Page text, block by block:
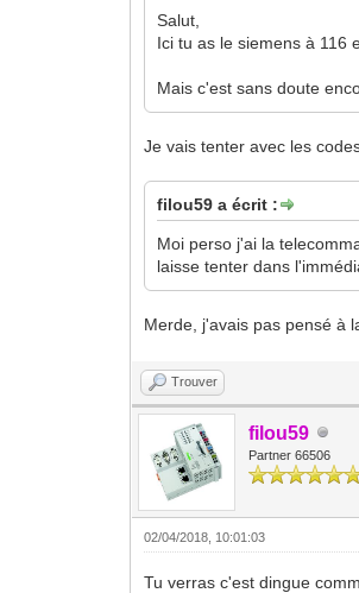
Salut,
Ici tu as le siemens à 116
Mais c'est sans doute
Je vais tenter avec les
filou59 a écrit :
Moi perso j'ai la
laisse tenter dans
Merde, j'avais pas pensé à
Trouver
filou59
Partner 66506
02/04/2018, 10:01:03
Tu verras c'est dingue